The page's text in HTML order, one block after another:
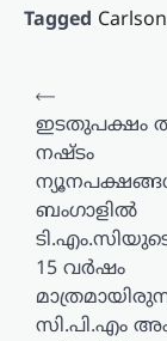
Tagged Carlson
⟵
ഇടതുപക്ഷം
നഷ്ടം
ബംഗാളിൽ
15 വർഷം
സി.പി.എം